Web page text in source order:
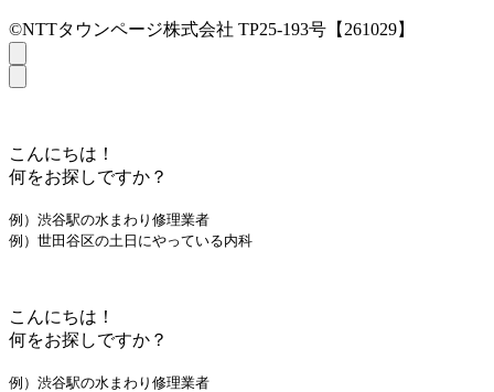
©NTTタウンページ株式会社 TP25-193号【261029】
こんにちは！
何をお探しですか？
例）渋谷駅の水まわり修理業者
例）世田谷区の土日にやっている内科
こんにちは！
何をお探しですか？
例）渋谷駅の水まわり修理業者